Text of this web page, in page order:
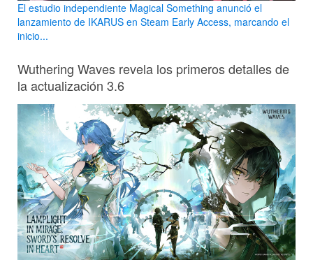
El estudio independiente Magical Something anunció el
lanzamiento de IKARUS en Steam Early Access, marcando el
inicio...
Wuthering Waves revela los primeros detalles de
la actualización 3.6